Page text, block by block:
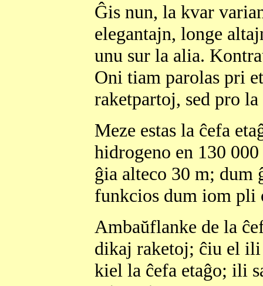
Ĝis nun, la kvar
elegantajn, longe
unu sur la alia.
Oni tiam parolas pri
raketpartoj, sed pro
Meze estas la ĉefa
hidrogeno en 130
ĝia alteco 30 m; dum
funkcios dum iom pli
Ambaŭflanke de la
dikaj raketoj; ĉiu el ili
kiel la ĉefa etaĝo; ili